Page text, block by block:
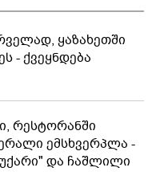
ყაზახეთში
- ქვეყნდება
რესტორანში
ემსხვერპლა -
და ჩაშლილი